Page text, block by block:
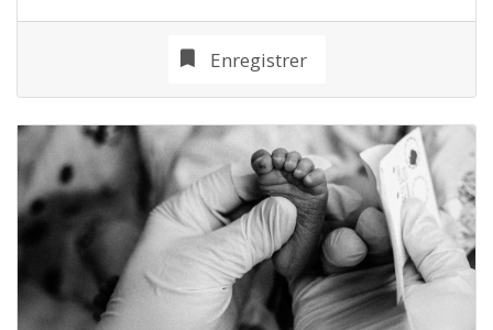
Enregistrer